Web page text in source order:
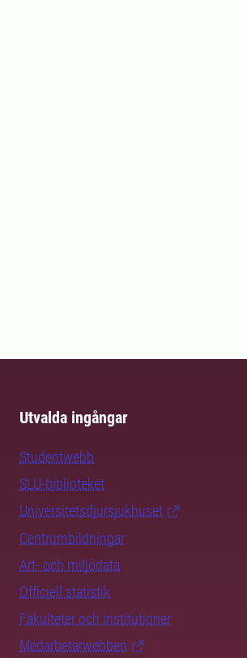
Utvalda ingångar
Studentwebb
SLU-biblioteket
Universitetsdjursjukhuset
Centrumbildningar
Art- och miljödata
Officiell statistik
Fakulteter och institutioner
Medarbetarwebben